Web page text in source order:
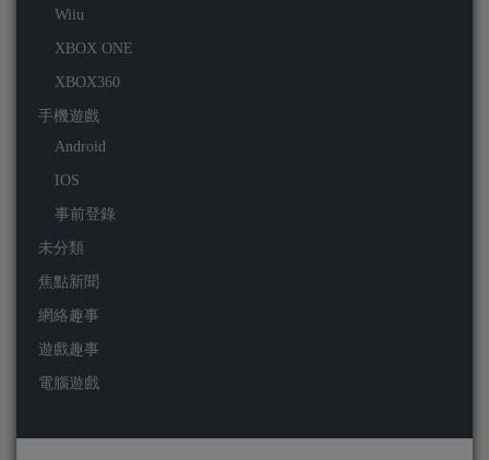
Wiiu
XBOX ONE
XBOX360
手機遊戲
Android
IOS
事前登錄
未分類
焦點新聞
網絡趣事
遊戲趣事
電腦遊戲